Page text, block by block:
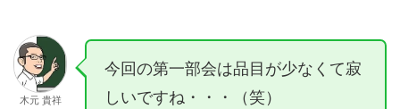
木元 貴祥
今回の第一部会は品目が少なくて寂
しいですね・・・（笑）